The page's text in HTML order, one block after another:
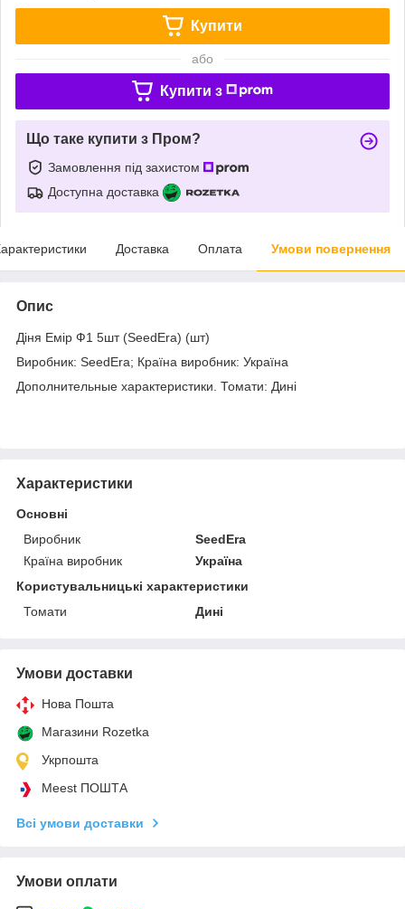
Купити
або
Купити з
Що таке купити з Пром?
Замовлення під захистом
Доступна доставка
Доставка Оплата Умови повернення
Опис
Діня Емір Ф1 5шт (SeedEra) (шт)
Виробник: SeedEra; Країна виробник: Україна
Дополнительные характеристики. Томати: Дині
Характеристики
Основні
Виробник
SeedEra
Країна виробник
Україна
Користувальницькі характеристики
Томати
Дині
Умови доставки
Нова Пошта
Магазини Rozetka
Укрпошта
Meest ПОШТА
Всі умови доставки
Умови оплати